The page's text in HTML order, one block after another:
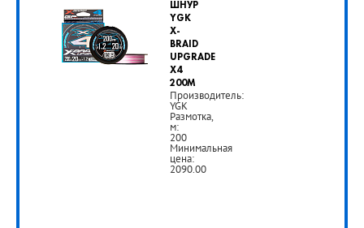
590
руб.
РУБ
ШНУР
YGK
X-
BRAID
UPGRADE
X4
200M
Производитель:
YGK
Размотка,
м:
200
Минимальная
цена:
2090.00